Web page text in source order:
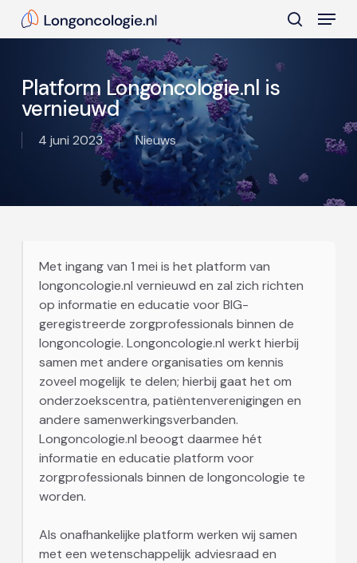
search
Menu
Platform Longoncologie.nl is
vernieuwd
4 juni 2023 Nieuws
Met ingang van 1 mei is het platform van
longoncologie.nl vernieuwd en zal zich richten
op informatie en educatie voor BIG-
geregistreerde zorgprofessionals binnen de
longoncologie. Longoncologie.nl werkt hierbij
samen met andere organisaties om kennis
zoveel mogelijk te delen; hierbij gaat het om
onderzoekscentra, patiëntenverenigingen en
andere samenwerkingsverbanden.
Longoncologie.nl beoogt daarmee hét
informatie en educatie platform voor
zorgprofessionals binnen de longoncologie te
worden.
Als onafhankelijke platform werken wij samen
met een wetenschappelijk adviesraad en